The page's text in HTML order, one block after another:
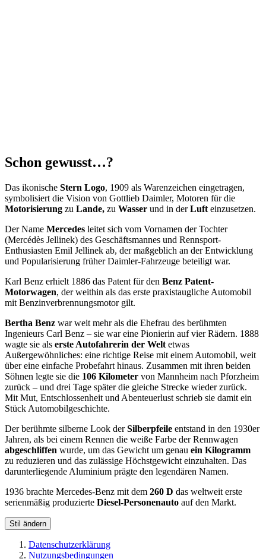
Schon gewusst…?
Das ikonische Stern Logo, 1909 als Warenzeichen eingetragen,
symbolisiert die Vision von Gottlieb Daimler, Motoren für die
Motorisierung zu Lande, zu Wasser und in derLuft einzusetzen.
Der Name Mercedes leitet sich vom Vornamen der Tochter
(Mercédès Jellinek) des Geschäftsmannes und Rennsport-
Enthusiasten Emil Jellinek ab, der maßgeblich an der Entwicklung
und Popularisierung früher Daimler-Fahrzeuge beteiligt war.
Karl Benz erhielt 1886 das Patent für den Benz Patent-
Motorwagen, der weithin als das erste praxistaugliche Automobil
mit Benzinverbrennungsmotor gilt.
Bertha Benz war weit mehr als die Ehefrau des berühmten
Ingenieurs Carl Benz – sie war eine Pionierin auf vier Rädern. 1888
wagte sie als erste Autofahrerin der Welt etwas
Außergewöhnliches: eine richtige Reise mit einem Automobil, weit
über eine einfache Probefahrt hinaus. Zusammen mit ihren beiden
Söhnen legte sie die 106 Kilometer von Mannheim nach Pforzheim
zurück – und drei Tage später die gleiche Strecke wieder zurück.
Mit Mut, Entschlossenheit und Abenteuerlust schrieb sie damit ein
Stück Automobilgeschichte.
Der berühmte silberne Look derSilberpfeile entstand in den 1930er
Jahren, als bei einem Rennen die weiße Farbe der Rennwagen
abgeschliffen wurde, um das Gewicht um genau ein Kilogramm
zu reduzieren und das zulässige Höchstgewicht einzuhalten. Das
darunterliegende Aluminium prägte den legendären Namen.
1936 brachte Mercedes-Benz mit dem 260 D das weltweit erste
serienmäßig produzierte Diesel-Personenauto auf den Markt.
Stil ändern
Datenschutzerklärung
Nutzungsbedingungen